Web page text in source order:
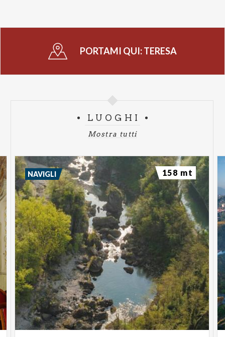
PORTAMI QUI:TERESA
LUOGHI
Mostra tutti
NAVIGLI 158 mt